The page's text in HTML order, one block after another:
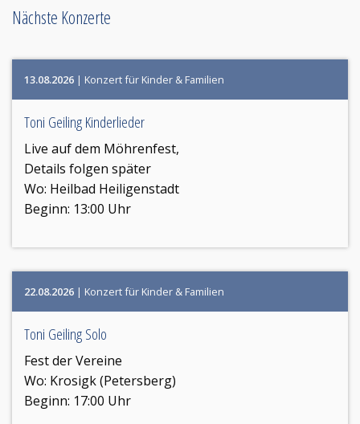
Nächste Konzerte
13.08.2026 | Konzert für Kinder & Familien
Toni Geiling Kinderlieder
Live auf dem Möhrenfest,
Details folgen später
Wo: Heilbad Heiligenstadt
Beginn: 13:00 Uhr
22.08.2026 | Konzert für Kinder & Familien
Toni Geiling Solo
Fest der Vereine
Wo: Krosigk (Petersberg)
Beginn: 17:00 Uhr